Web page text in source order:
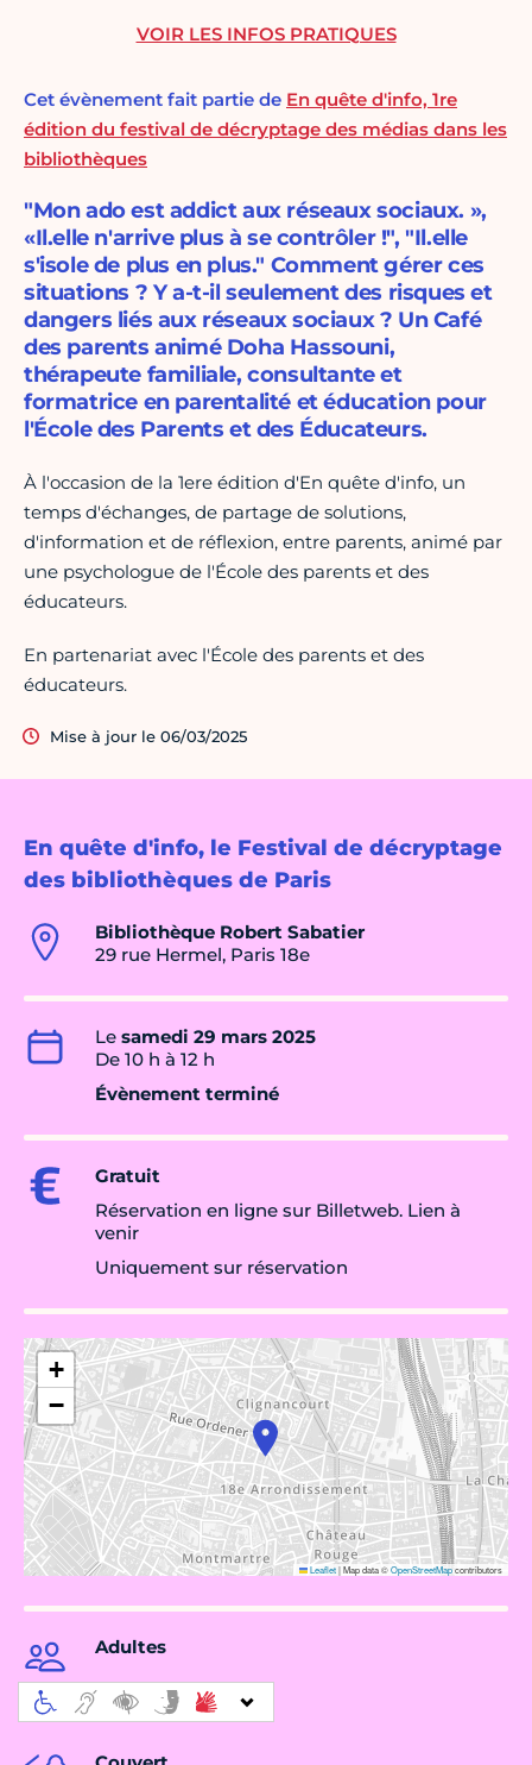
En quête d'info, le Festival de décryptage
des bibliothèques de Paris
Bibliothèque Robert Sabatier
29 rue Hermel, Paris 18e
Le samedi 29 mars 2025
De 10 h à 12 h
Évènement terminé
Gratuit
Réservation en ligne sur Billetweb. Lien à
venir
Uniquement sur réservation
+
−
Leaflet|Map data ©OpenStreetMapcontributors
Adultes
Cet évènement fait partie de En quête d'info, 1re
édition du festival de décryptage des médias dans les
bibliothèques
"Mon ado est addict aux réseaux sociaux. »,
«Il.elle n'arrive plus à se contrôler !", "Il.elle
s'isole de plus en plus." Comment gérer ces
situations ? Y a-t-il seulement des risques et
dangers liés aux réseaux sociaux ? Un Café
des parents animé Doha Hassouni,
thérapeute familiale, consultante et
formatrice en parentalité et éducation pour
l'École des Parents et des Éducateurs.
À l'occasion de la 1ere édition d'En quête d'info, un
temps d'échanges, de partage de solutions,
d'information et de réflexion, entre parents, animé par
une psychologue de l'École des parents et des
éducateurs.
En partenariat avec l'École des parents et des
éducateurs.
Mise à jour le 06/03/2025
VOIR LES INFOS PRATIQUES